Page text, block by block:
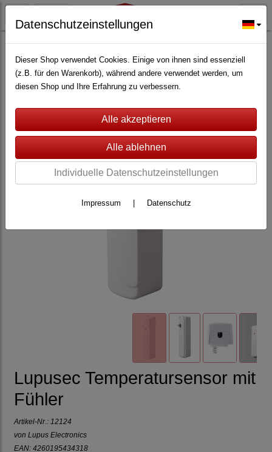
ALARMANLAGEN(362) Lupus Electronics(228)
Lupusec XT4(76)
Lupusec Temperatursensor mit
Fühler
Artikel-Nr.: 12124
von Lupus Electronics
EAN: 4260195434318
Datenschutzeinstellungen
Dieser Shop verwendet Cookies. Einige von ihnen sind essenziell
(z.B. für den Warenkorb), während andere verwendet werden, um
diesen Shop und Ihre Erfahrung zu verbessern.
Individuelle Datenschutzeinstellungen
Impressum Datenschutz